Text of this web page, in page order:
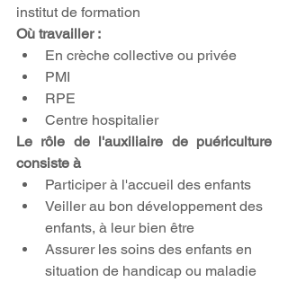
institut de formation
Où travailler :
En crèche collective ou privée
PMI
RPE
Centre hospitalier
Le rôle de l'auxiliaire de puériculture
consiste à
Participer à l'accueil des enfants
Veiller au bon développement des
enfants, à leur bien être
Assurer les soins des enfants en
situation de handicap ou maladie